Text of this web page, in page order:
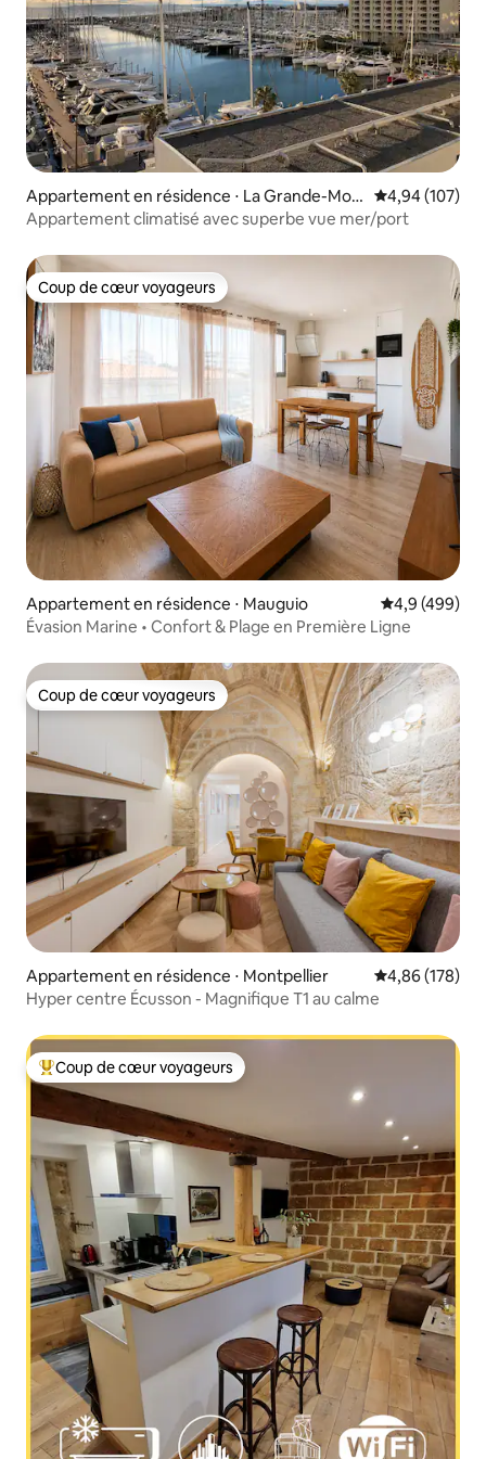
Appartement en résidence ⋅ La Grande-Mott
e
Évaluation
4,94 (107)
Appartement climatisé avec superbe vue mer/port
Coup de cœur voyageurs
Coup de cœur voyageurs
Appartement en résidence ⋅ Mauguio Évaluation
4,9 (499)
Évasion Marine • Confort & Plage en Première Ligne
Coup de cœur voyageurs
Coup de cœur voyageurs
Appartement en résidence ⋅ Montpellier Évaluation
4,86 (178)
Hyper centre Écusson - Magnifique T1 au calme
Coups de cœur voyageurs les plus appréciés
Coup de cœur voyageurs